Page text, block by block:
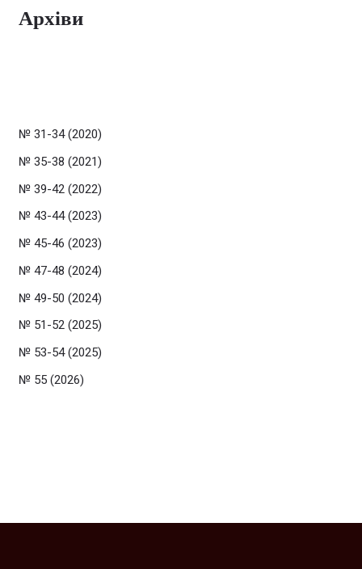
Архіви
№ 31-34 (2020)
№ 35-38 (2021)
№ 39-42 (2022)
№ 43-44 (2023)
№ 45-46 (2023)
№ 47-48 (2024)
№ 49-50 (2024)
№ 51-52 (2025)
№ 53-54 (2025)
№ 55 (2026)